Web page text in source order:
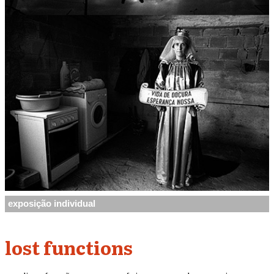
exposição individual
lost functions